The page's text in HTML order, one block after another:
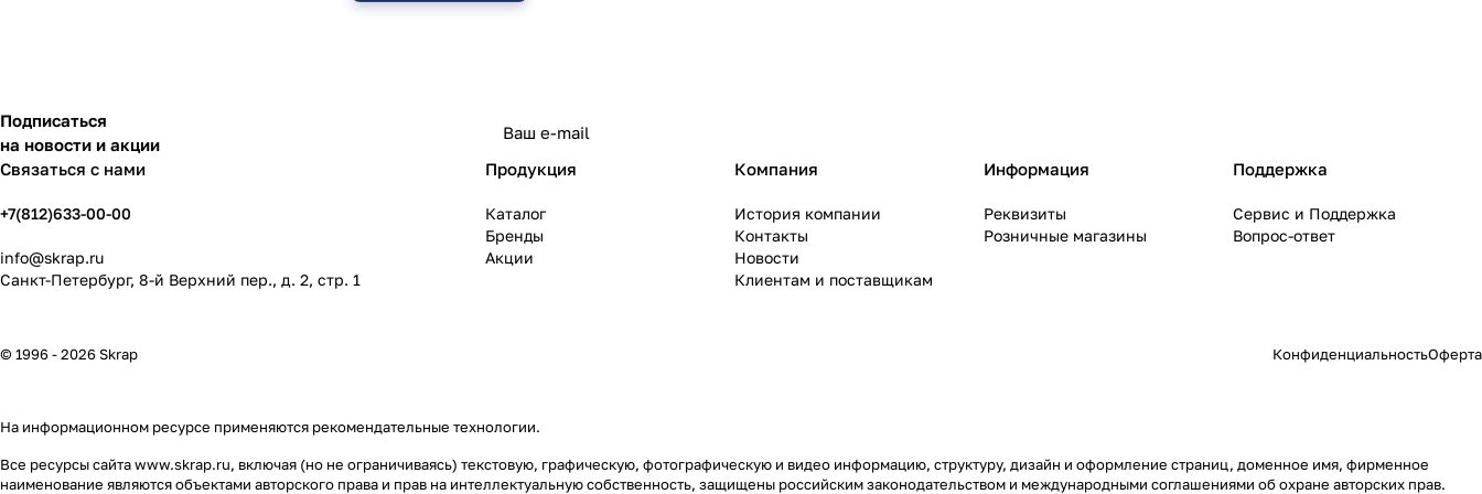
Подписаться
на новости и акции
Связаться с нами
+7(812)633-00-00
info@skrap.ru
Санкт-Петербург, 8-й Верхний пер., д. 2, стр. 1
Продукция
Каталог
Бренды
Акции
Компания
История компании
Контакты
Новости
Клиентам и поставщикам
Информация
Реквизиты
Розничные магазины
Поддержка
Сервис и Поддержка
Вопрос-ответ
© 1996 - 2026 Skrap КонфиденциальностьОферта
На информационном ресурсе применяются рекомендательные технологии.
Все ресурсы сайта www.skrap.ru, включая (но не ограничиваясь) текстовую, графическую, фотографическую и видео информацию, структуру, дизайн и оформление страниц, доменное имя, фирменное
наименование являются объектами авторского права и прав на интеллектуальную собственность, защищены российским законодательством и международными соглашениями об охране авторских прав.